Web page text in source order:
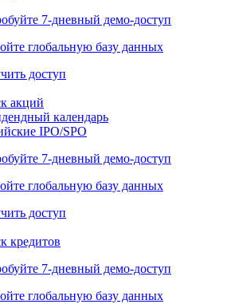
7-дневный демо-доступ
глобальную базу данных
доступ
акций
календарь
IPO/SPO
7-дневный демо-доступ
глобальную базу данных
доступ
кредитов
7-дневный демо-доступ
глобальную базу данных